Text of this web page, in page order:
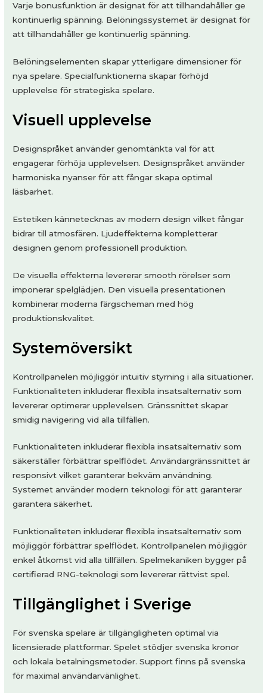
Varje bonusfunktion är designat för att tillhandahåller ge
kontinuerlig spänning. Belöningssystemet är designat för
att tillhandahåller ge kontinuerlig spänning.
Belöningselementen skapar ytterligare dimensioner för
nya spelare. Specialfunktionerna skapar förhöjd
upplevelse för strategiska spelare.
Visuell upplevelse
Designspråket använder genomtänkta val för att
engagerar förhöja upplevelsen. Designspråket använder
harmoniska nyanser för att fångar skapa optimal
läsbarhet.
Estetiken kännetecknas av modern design vilket fångar
bidrar till atmosfären. Ljudeffekterna kompletterar
designen genom professionell produktion.
De visuella effekterna levererar smooth rörelser som
imponerar spelglädjen. Den visuella presentationen
kombinerar moderna färgscheman med hög
produktionskvalitet.
Systemöversikt
Kontrollpanelen möjliggör intuitiv styrning i alla situationer.
Funktionaliteten inkluderar flexibla insatsalternativ som
levererar optimerar upplevelsen. Gränssnittet skapar
smidig navigering vid alla tillfällen.
Funktionaliteten inkluderar flexibla insatsalternativ som
säkerställer förbättrar spelflödet. Användargränssnittet är
responsivt vilket garanterar bekväm användning.
Systemet använder modern teknologi för att garanterar
garantera säkerhet.
Funktionaliteten inkluderar flexibla insatsalternativ som
möjliggör förbättrar spelflödet. Kontrollpanelen möjliggör
enkel åtkomst vid alla tillfällen. Spelmekaniken bygger på
certifierad RNG-teknologi som levererar rättvist spel.
Tillgänglighet i Sverige
För svenska spelare är tillgängligheten optimal via
licensierade plattformar. Spelet stödjer svenska kronor
och lokala betalningsmetoder. Support finns på svenska
för maximal användarvänlighet.